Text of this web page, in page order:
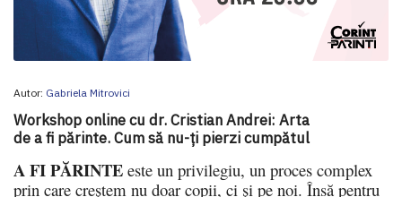
Autor: Gabriela Mitrovici
Workshop online cu dr. Cristian Andrei: Arta
de a fi părinte. Cum să nu-ți pierzi cumpătul
A FI PĂRINTE este un privilegiu, un proces complex
prin care creștem nu doar copii, ci și pe noi. Însă pentru